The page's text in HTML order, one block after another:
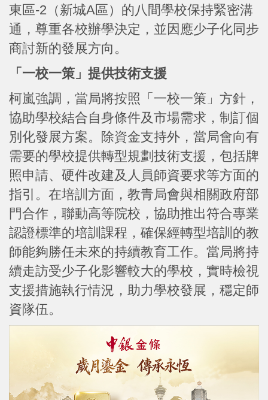
東區-2（新城A區）的八間學校保持緊密溝
通，尊重各校辦學決定，並因應少子化同步
商討新的發展方向。
「一校一策」提供技術支援
柯嵐強調，當局將按照「一校一策」方針，
協助學校結合自身條件及市場需求，制訂個
別化發展方案。除資金支持外，當局會向有
需要的學校提供轉型規劃技術支援，包括牌
照申請、硬件改建及人員師資要求等方面的
指引。在培訓方面，教青局會與相關政府部
門合作，聯動高等院校，協助推出符合專業
認證標準的培訓課程，確保經轉型培訓的教
師能夠勝任未來的持續教育工作。當局將持
續走訪受少子化影響較大的學校，實時檢視
支援措施執行情況，助力學校發展，穩定師
資隊伍。